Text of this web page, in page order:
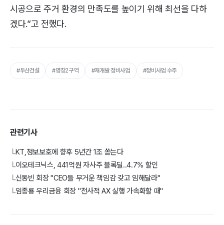
시공으로 주거 환경의 만족도를 높이기 위해 최선을 다하
겠다.”고 전했다.
#두산건설 #명장2구역 #재개발 정비사업 #정비사업 수주
관련기사
└KT,정보보호에 향후 5년간 1조 쏟는다
└이오테크닉스, 441억원 자사주 블록딜..4.7% 할인
└신동빈 회장 "CEO들 무거운 책임감 갖고 임해달라"
└임종룡 우리금융 회장 "전사적 AX 실행 가속화할 때"